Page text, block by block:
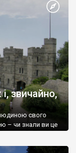
звичайно,
свого
– чи знали ви це